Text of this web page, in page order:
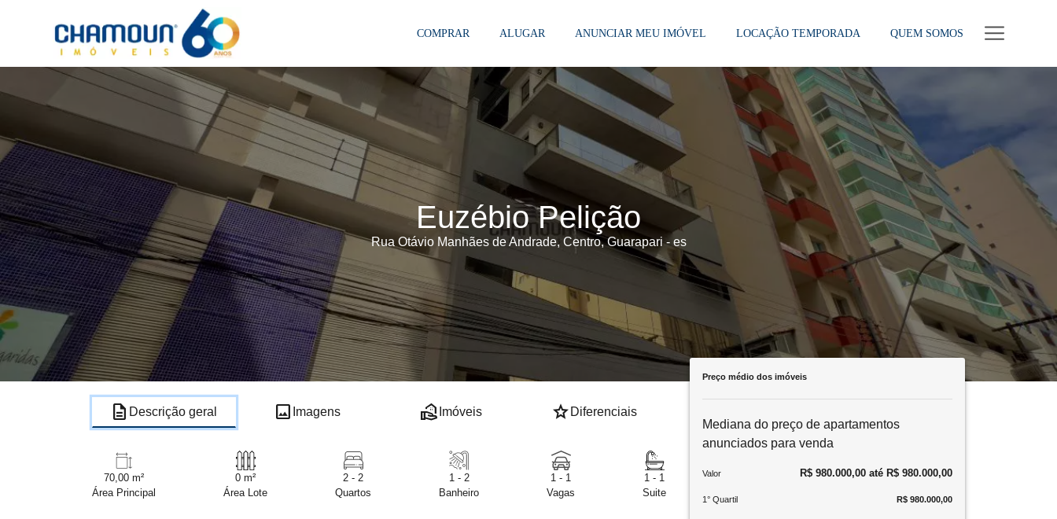
COMPRAR ALUGAR ANUNCIAR MEU IMÓVEL LOCAÇÃO TEMPORADA QUEM SOMOS
Euzébio Pelição
Rua Otávio Manhães de Andrade, Centro, Guarapari - es
description Descrição geral image Imagens real_estate_agent Imóveis star Diferenciais
70,00 m²
Área Principal
0 m²
Área Lote
2 - 2
Quartos
1 - 2
Banheiro
1 - 1
Vagas
1 - 1
Suite
Preço médio dos imóveis
Mediana do preço de apartamentos
anunciados para venda
Valor R$ 980.000,00 até R$ 980.000,00
1° Quartil R$ 980.000,00